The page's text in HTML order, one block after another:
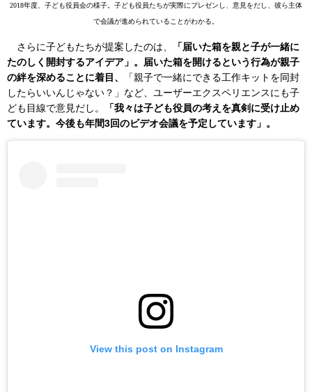
2018年度、子ども役員会の様子。子ども役員たちが実際にプレゼンし、意見をだし、彼ら主体
で会議が進められていることがわかる。
さらに子どもたちが提案したのは、
「届いた箱を親と子が一緒に
たのしく開封するアイデア」。届いた箱を開けるという行為が親子
の絆を深めることに着目、
「親子で一緒にできる工作キットを同封
したらいいんじゃない？」など、ユーザーエクスペリエンスにも子
ども目線で意見だし。
「我々は子ども役員の考えを真剣に受け止め
ています。今後も年間3回のビデオ会議を予定しています」。
View this post on Instagram